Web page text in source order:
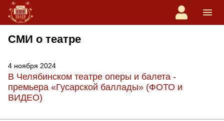
СМИ о театре
4 ноября 2024
В Челябинском театре оперы и балета -
премьера «Гусарской баллады» (ФОТО и
ВИДЕО)